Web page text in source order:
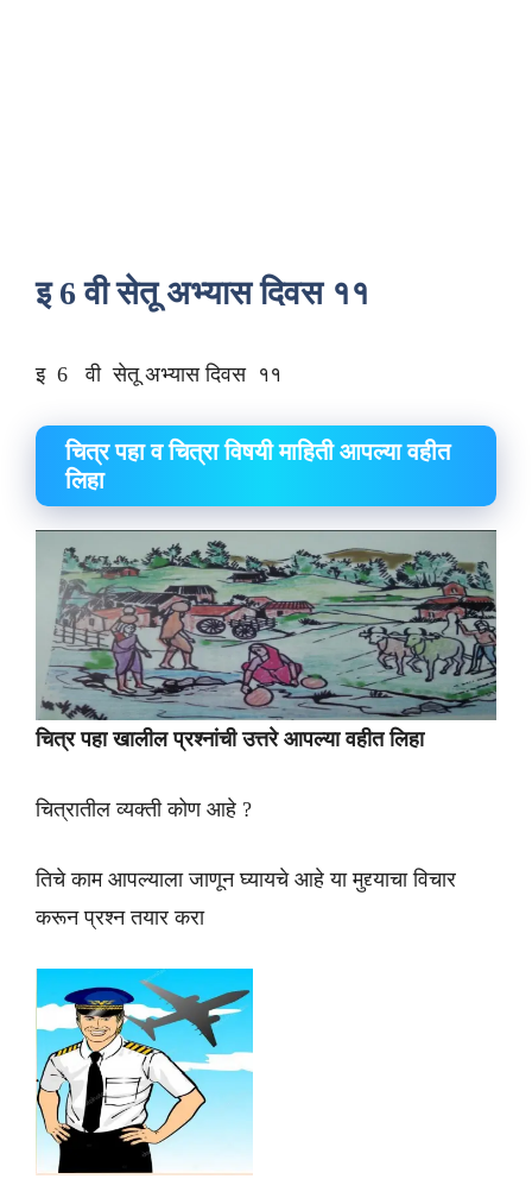
इ 6 वी सेतू अभ्यास दिवस ११
इ 6 वी सेतू अभ्यास दिवस ११
चित्र पहा व चित्रा विषयी माहिती आपल्या वहीत
लिहा
चित्र पहा खालील प्रश्नांची उत्तरे आपल्या वहीत लिहा
चित्रातील व्यक्ती कोण आहे ?
तिचे काम आपल्याला जाणून घ्यायचे आहे या मुद्द्याचा विचार
करून प्रश्न तयार करा